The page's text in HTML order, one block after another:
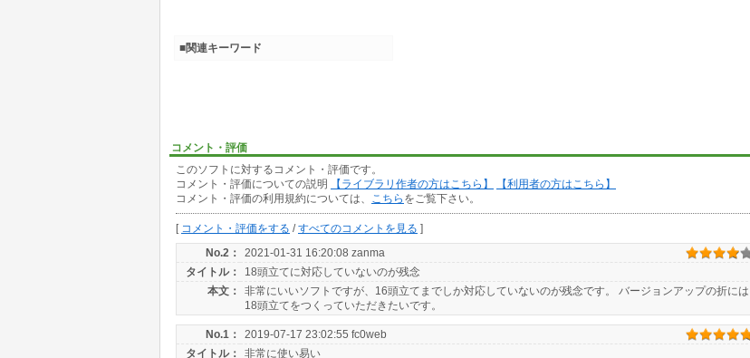
コメント・評価
このソフトに対するコメント・評価です。
コメント・評価についての説明
【ライブラリ作者の方はこちら】
【利用者の方はこちら】
コメント・評価の利用規約については、
こちら をご覧下さい。
[ コメント・評価をする /すべてのコメントを見る ]
No.2：
2021-01-31 16:20:08 zanma
タイトル：
18頭立てに対応していないのが残念
本文：
非常にいいソフトですが、16頭立てまでしか対応していないのが残念です。 バージョンアップの折には
18頭立てをつくっていただきたいです。
No.1： 2019-07-17 23:02:55 fc0web
タイトル：
非常に使い易い
■関連キーワード